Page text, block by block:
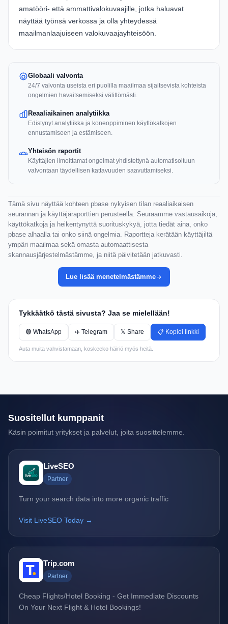
amatööri- että ammattivalokuvaajille, jotka haluavat
näyttää työnsä verkossa ja olla yhteydessä
maailmanlaajuiseen valokuvaajayhteisöön.
Globaali valvonta
24/7 valvonta useista eri puolilla maailmaa sijaitsevista kohteista
ongelmien havaitsemiseksi välittömästi.
Reaaliaikainen analytiikka
Edistynyt analytiikka ja koneoppiminen käyttökatkojen
ennustamiseen ja estämiseen.
Yhteisön raportit
Käyttäjien ilmoittamat ongelmat yhdistettynä automatisoituun
valvontaan täydellisen kattavuuden saavuttamiseksi.
Tämä sivu näyttää kohteen pbase nykyisen tilan reaaliaikaisen
seurannan ja käyttäjäraporttien perusteella. Seuraamme vastausaikoja,
käyttökatkoja ja heikentynyttä suorituskykyä, jotta tiedät aina, onko
pbase alhaalla tai onko siinä ongelmia. Raportteja kerätään käyttäjiltä
ympäri maailmaa sekä omasta automaattisesta
skannausjärjestelmästämme, ja niitä päivitetään jatkuvasti.
Lue lisää menetelmästämme
Tykkäätkö tästä sivusta? Jaa se mielellään!
🟢 WhatsApp ✈️ Telegram 𝕏 Share 📋 Kopioi linkki
Auta muita vahvistamaan, koskeeko häiriö myös heitä.
Suositellut kumppanit
Käsin poimitut yritykset ja palvelut, joita suosittelemme.
LiveSEO
Partner
Turn your search data into more organic traffic
Visit LiveSEO Today →
Trip.com
Partner
Cheap Flights/Hotel Booking - Get Immediate Discounts
On Your Next Flight & Hotel Bookings!